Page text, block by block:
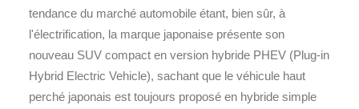
tendance du marché automobile étant, bien sûr, à
l'électrification, la marque japonaise présente son
nouveau SUV compact en version hybride PHEV (Plug-in
Hybrid Electric Vehicle), sachant que le véhicule haut
perché japonais est toujours proposé en hybride simple